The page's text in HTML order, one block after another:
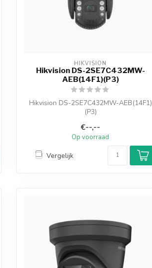
HIKVISION
Hikvision DS-2SE7C432MW-
AEB(14F1)(P3)
Hikvision DS-2SE7C432MW-AEB(14F1)
(P3)
IR...
€--,--
Op voorraad
Vergelijk